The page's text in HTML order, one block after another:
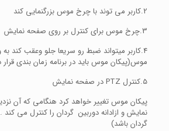
2.کاربر می توند با چرخ موس بزرگنمایی کند
3.چرخ موس برای کنترل بر روی صفحه نمایش
4.کاربر میتواند ضبط رو سریعا جلو وعقب کند
موس(پیکان موس باید در برنامه زمان بندی قرار
5.کنترل PTZ در صفحه نمایش
پیکان موس تغییر خواهد کرد هنگامی که آن
نمایش و ازادانه دوربین گردان را کنترل می کند
گردان باشد)